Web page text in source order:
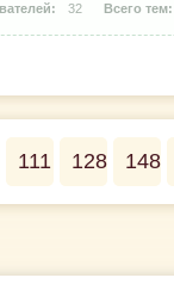
32
111 128 148